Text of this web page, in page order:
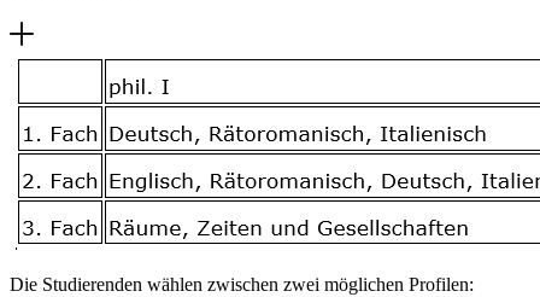
Die Studierenden wählen zwischen zwei möglichen Profilen: